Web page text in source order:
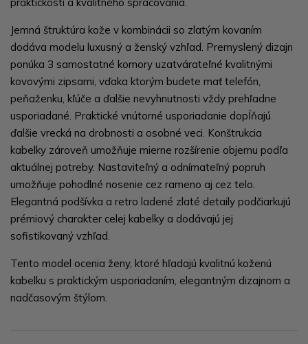
Jemná štruktúra kože v kombinácii so zlatým kovaním
dodáva modelu luxusný a ženský vzhľad. Premyslený dizajn
ponúka 3 samostatné komory uzatvárateľné kvalitnými
kovovými zipsami, vďaka ktorým budete mať telefón,
peňaženku, kľúče a ďalšie nevyhnutnosti vždy prehľadne
usporiadané. Praktické vnútorné usporiadanie dopĺňajú
ďalšie vrecká na drobnosti a osobné veci. Konštrukcia
kabelky zároveň umožňuje mierne rozšírenie objemu podľa
aktuálnej potreby. Nastaviteľný a odnímateľný popruh
umožňuje pohodlné nosenie cez rameno aj cez telo.
Elegantná podšívka a retro ladené zlaté detaily podčiarkujú
prémiový charakter celej kabelky a dodávajú jej
sofistikovaný vzhľad.
Tento model ocenia ženy, ktoré hľadajú kvalitnú koženú
kabelku s praktickým usporiadaním, elegantným dizajnom a
nadčasovým štýlom.